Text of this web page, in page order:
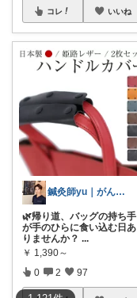
コレ いいね
鍼灸師yu｜がんばりすぎない整え習慣
🌿帰り道、バッグの持ち手
が手のひらに食い込む日あ
りませんか？ ...
￥ 1,390～
0 2 97